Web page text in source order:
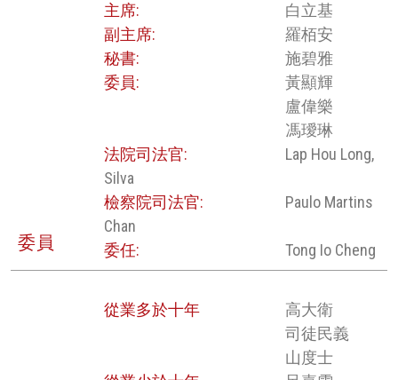
委員
主席:
白立基
副主席:
羅栢安
秘書:
施碧雅
委員:
黃顯輝
盧偉樂
馮璦琳
法院司法官:
Lap Hou Long,
Silva
檢察院司法官:
Paulo Martins
Chan
委任:
Tong Io Cheng
從業多於十年
高大衛
司徒民義
山度士